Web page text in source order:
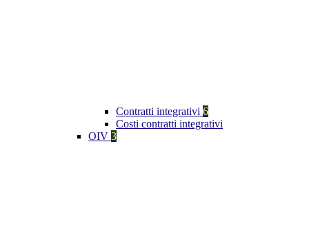
Contratti integrativi 6
Costi contratti integrativi
OIV 3